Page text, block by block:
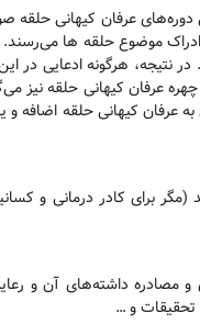
عرفان کیهانی حلقه
موضوع حلقه ها
هرگونه ادعایی در
کیهانی حلقه نیز
عرفان کیهانی حلقه
برای کادر درمانی و
و مصادره داشته‌های آن
تحقیقات و …